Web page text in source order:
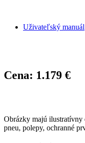
Uživateľský manuál
Cena: 1.179 €
Obrázky majú ilustratívny
pneu, polepy, ochranné